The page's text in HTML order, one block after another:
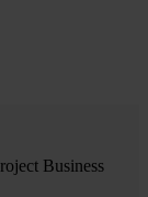
Business